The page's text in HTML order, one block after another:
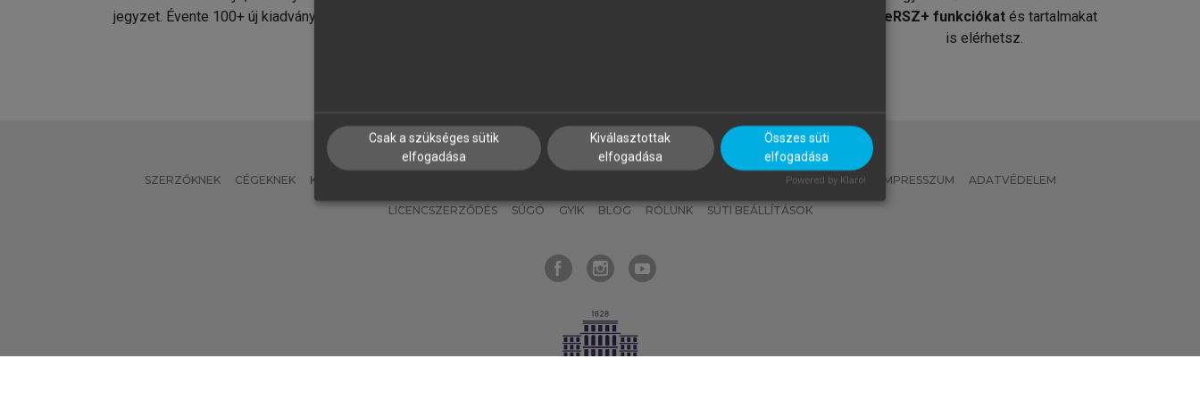
jegyzet. Évente 100+ új kiadvány.
MeRSZ+ funkciókat és tartalmakat
is elérhetsz.
SZERZŐKNEK CÉGEKNEK KÖNYVTÁROSOKNAK MI – ÁLTALÁNOS IRÁNYELVEK IMPRESSZUM ADATVÉDELEM
LICENCSZERZŐDÉS SÚGÓ GYIK BLOG RÓLUNK SÜTI BEÁLLÍTÁSOK
Csak a szükséges sütik
elfogadása
Kiválasztottak
elfogadása
Összes süti
elfogadása
Powered by Klaro!